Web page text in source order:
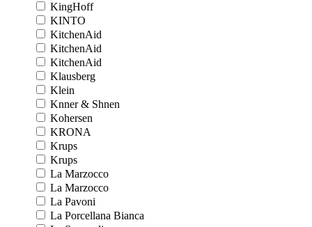
KingHoff
KINTO
KitchenAid
KitchenAid
KitchenAid
Klausberg
Klein
Knner & Shnen
Kohersen
KRONA
Krups
Krups
La Marzocco
La Marzocco
La Pavoni
La Porcellana Bianca